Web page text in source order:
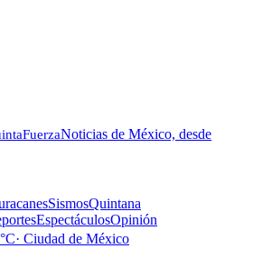
FuerzaNoticias de México, desde
SismosQuintana
EspectáculosOpinión
°C· Ciudad de México